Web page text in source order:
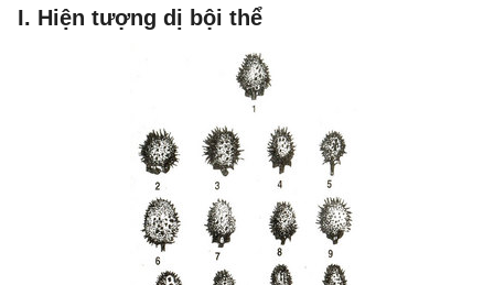
I. Hiện tượng dị bội thể